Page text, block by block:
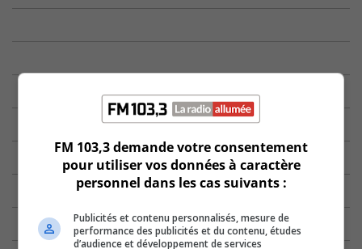
FM 103,3 demande votre consentement
pour utiliser vos données à caractère
personnel dans les cas suivants :
Publicités et contenu personnalisés, mesure de
performance des publicités et du contenu, études
d’audience et développement de services